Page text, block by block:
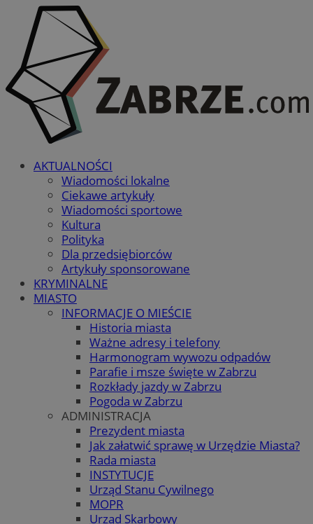
AKTUALNOŚCI
Wiadomości lokalne
Ciekawe artykuły
Wiadomości sportowe
Kultura
Polityka
Dla przedsiębiorców
Artykuły sponsorowane
KRYMINALNE
MIASTO
INFORMACJE O MIEŚCIE
Historia miasta
Ważne adresy i telefony
Harmonogram wywozu odpadów
Parafie i msze święte w Zabrzu
Rozkłady jazdy w Zabrzu
Pogoda w Zabrzu
ADMINISTRACJA
Prezydent miasta
Jak załatwić sprawę w Urzędzie Miasta?
Rada miasta
INSTYTUCJE
Urząd Stanu Cywilnego
MOPR
Urząd Skarbowy